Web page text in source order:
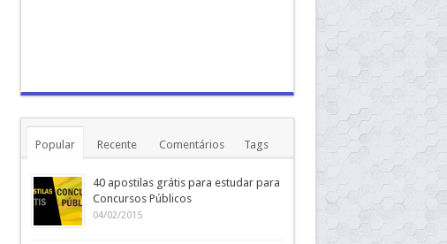
Popular Recente Comentários Tags
40 apostilas grátis para estudar para
Concursos Públicos
04/02/2015